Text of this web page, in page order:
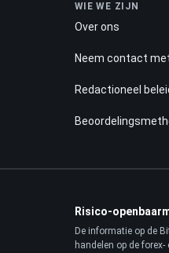
WIE WE ZIJN
Over ons
Neem contact
Redactioneel
Risico-
De informatie op de
handelen op de